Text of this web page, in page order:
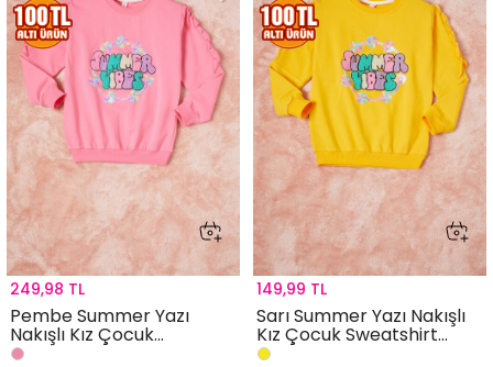
Pembe Summer Yazı
Nakışlı Kız Çocuk
Sweatshirt 16583
249,98 TL
Sarı Summer Yazı Nakışlı
Kız Çocuk Sweatshirt
16582
149,99 TL